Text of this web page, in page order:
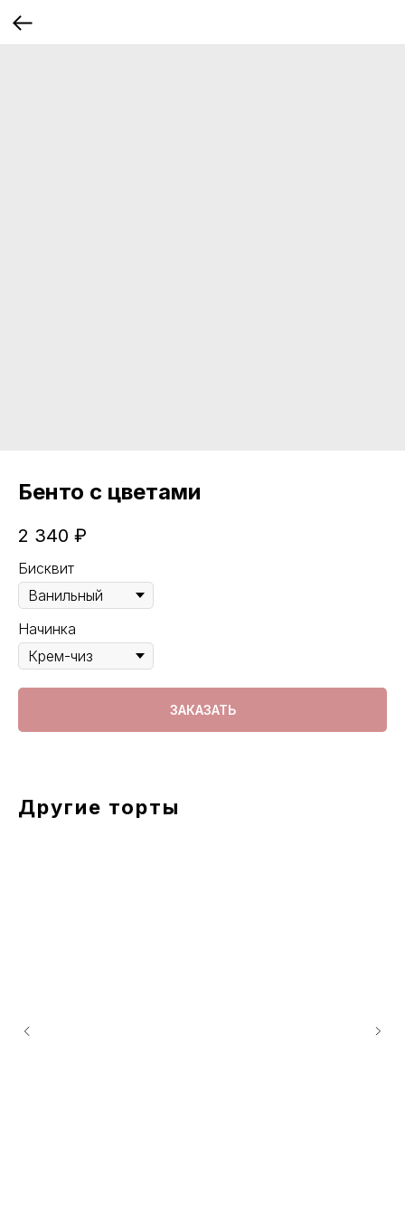
Бенто с цветами
2 340 ₽
Бисквит
Начинка
ЗАКАЗАТЬ
Другие торты